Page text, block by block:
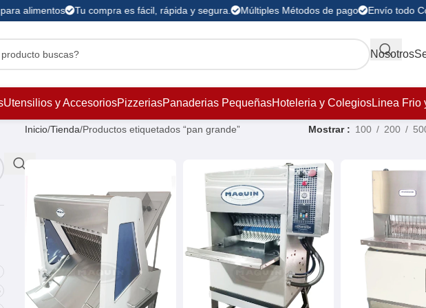
alimentos Tu compra es fácil, rápida y segura. Múltiples Métodos de pago Envío todo
Nosotros
Utensilios y AccesoriosPizzeriasPanaderias PequeñasHoteleria y ColegiosLinea Frio
Inicio Tienda Productos etiquetados “pan grande” Mostrar 100 200